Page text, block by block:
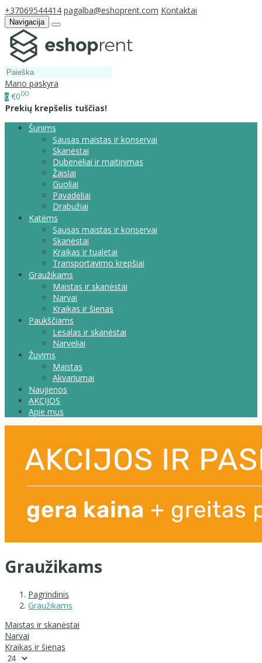
+37069544414 pagalba@eshoprent.com Kontaktai
Navigacija
Mano paskyra
0 €000
Prekių krepšelis tuščias!
Šunims
Sausas maistas ir konservai
Skanėstai
Dubenėliai ir maitinimas
Žaislai
Guoliai
Pavadėliai
Drabužiai
Katėms
Sausas maistas ir konservai
Skanėstai
Kraikas ir tualetai
Transportavimo krepšiai
Graužikams
Maistas ir skanėstai
Narvai
Kraikas ir šienas
Paukščiams
Lesalas ir skanėstai
Narveliai
Žuvims
Maistas
Akvariumai
Naujienos
AKCIJOS
Apie mus
Graužikams
Pagrindinis
Graužikams
Maistas ir skanėstai
Narvai
Kraikas ir šienas